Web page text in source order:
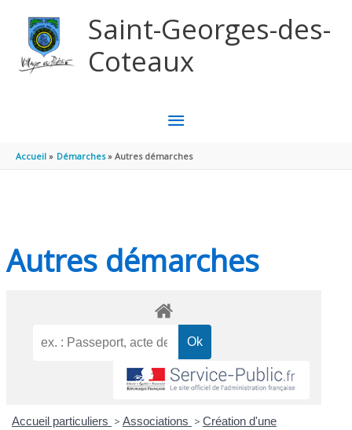
Saint-Georges-des-
Coteaux
MENU
PRINCIPAL
Accueil Démarches Autres démarches
Autres démarches
Accueil particuliers > Associations > Création d'une